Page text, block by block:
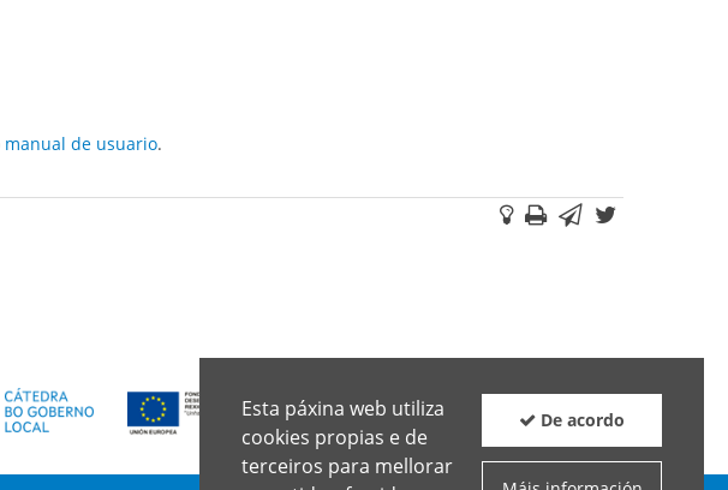
Esta páxina web utiliza
cookies propias e de
terceiros para mellorar
De acordo
manual de usuario.
Suxestións
Imprimir
CorreoTwitter
Twitter
Facebook
Boletín